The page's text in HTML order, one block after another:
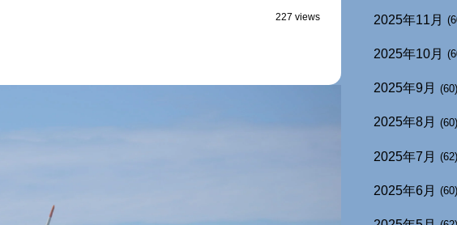
227 views 2025年11月
2025年10月
2025年9月 (60)
2025年8月 (60)
2025年7月 (62)
2025年6月 (60)